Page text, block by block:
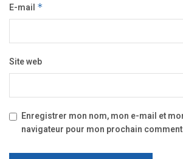
E-mail *
Site web
Enregistrer mon nom, mon e-mail et
navigateur pour mon prochain